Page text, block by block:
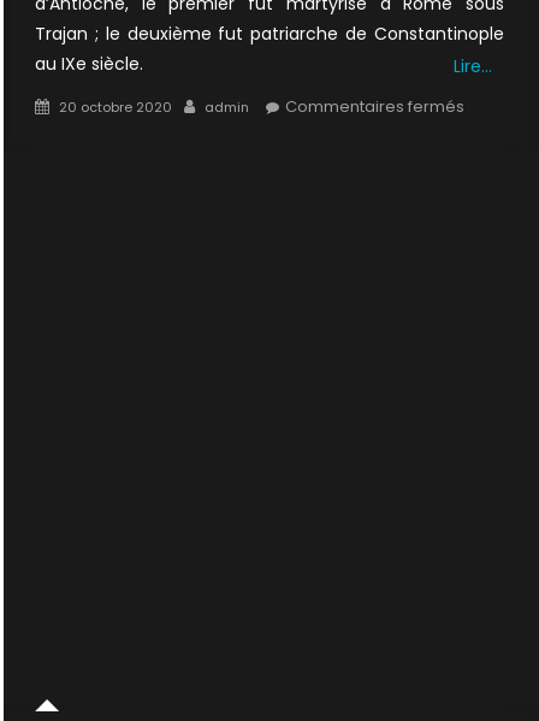
Trajan ; le deuxième fut patriarche de Constantinople
au IXe siècle.
Lire…
Posted
20 octobre 2020 Author
admin Commentaires ferméssur